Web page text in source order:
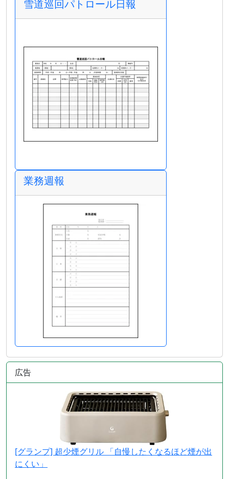
雪道巡回パトロール日報
業務週報
広告
[グランプ] 超少煙グリル 「自慢したくなるほど煙が出
にくい」